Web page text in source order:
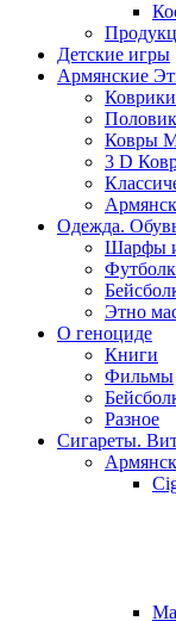
Детские игры
Армянские
Коврики
Ковры
3 D
Одежда.
Шарфы
Этно
О геноциде
Книги
Фильмы
Разное
Сигареты.